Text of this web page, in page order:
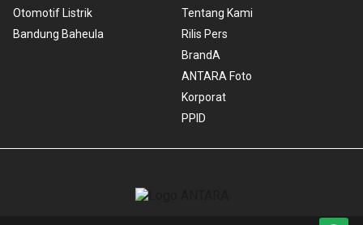
Otomotif Listrik
Bandung Baheula
Tentang Kami
Rilis Pers
BrandA
ANTARA Foto
Korporat
PPID